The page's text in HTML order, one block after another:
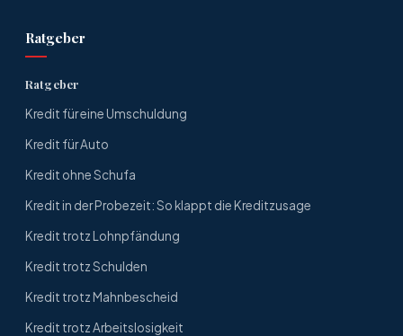
Ratgeber
Ratgeber
Kredit für eine Umschuldung
Kredit für Auto
Kredit ohne Schufa
Kredit in der Probezeit: So klappt die Kreditzusage
Kredit trotz Lohnpfändung
Kredit trotz Schulden
Kredit trotz Mahnbescheid
Kredit trotz Arbeitslosigkeit